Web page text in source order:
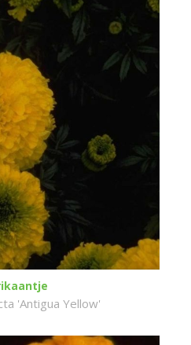
'Antigua Yellow'